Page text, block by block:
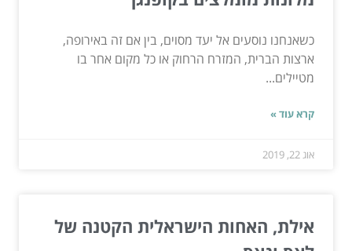
כשאנחנו נוסעים אל יעד מסוים, בין אם זה באירופה,
ארצות הברית, המזרח הרחוק או כל מקום אחר בו
מטיילים...
קרא עוד »
אוג 22, 2019
אילת, האחות הישראלית הקטנה של